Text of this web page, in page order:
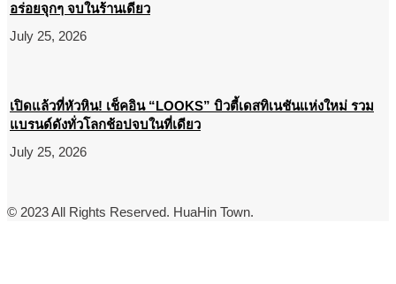
อร่อยจุกๆ จบในร้านเดียว
July 25, 2026
เปิดแล้วที่หัวหิน! เช็คอิน “LOOKS” บิวตี้เดสทิเนชันแห่งใหม่ รวม
แบรนด์ดังทั่วโลกช้อปจบในที่เดียว
July 25, 2026
© 2023 All Rights Reserved. HuaHin Town.